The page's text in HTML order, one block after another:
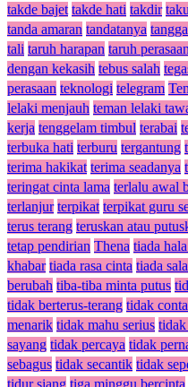
takde bajet takde hati takdir
tanda amaran tandatanya
tali taruh harapan taruh perasaan
dengan kekasih tebus salah
perasaan teknologi telegram
lelaki menjauh teman lelaki
kerja tenggelam timbul terabai
terbuka hati terburu tergantung
terima hakikat terima seadanya
teringat cinta lama terlalu awal
terlanjur terpikat terpikat guru
terus terang teruskan atau
tetap pendirian Thena tiada
khabar tiada rasa cinta tiada
berubah tiba-tiba minta putus
tidak berterus-terang tidak
menarik tidak mahu serius tidak
sayang tidak percaya tidak
sebagus tidak secantik tidak
tidur siang tiga minggu bercinta